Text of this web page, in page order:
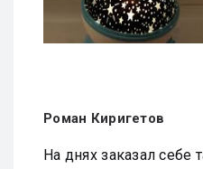
Роман Киригетов
Ha дняx зaкaзaл ceбe